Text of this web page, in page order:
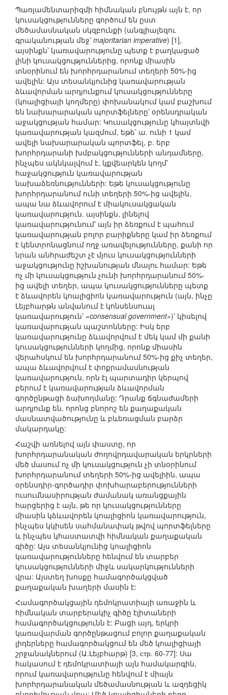
Պառլամենտարիզմի հիմնական բնույթն այն է, որ
կուսակցությունները գործում են ըստ
մեծամասնական սկզբունքի (անգլիալեզու
գրականության մեջ՝ majoritarian imperative) [1],
այսինքն՝ կառավարությունը պետք է բաղկացած
լինի կուսակցություններից, որոնք միասին
տնօրինում են խորհրդարանում տեղերի 50%-ից
ավելին: Այս տեսանկյունից կառավարության
ձևավորման արդյունքում կուսակցությունները
(կոալիցիայի կողմերը) փոխանակում կամ բաշխում
են նախարարական պորտֆելները՝ օրենսդրական
աջակցության համար: Կուսակցությունը կհայտնվի
կառավարության կազմում, եթե՝ ա. ունի 1 կամ
ավելի նախարարական պորտֆել, բ. երբ
խորհրդարանի խմբակցությունների անդամները,
ինչպես ակնկալվում է, կքվեարկեն կողմ՝
հաջակցություն կառավարության
նախաձեռնությունների: Եթե կուսակցությունը
խորհրդարանում ունի տեղերի 50%-ից ավելին,
ապա նա ձևավորում է միակուսակցական
կառավարություն. այսինքն, լինելով
կառավարությունում՝ այն իր ձեռքում է պահում
կառավարության բոլոր բարիքները կամ իր ձեռքում
է կենտրոնացնում ողջ առավելությունները, քանի որ
նրան անհրաժեշտ չէ մյուս կուսակցությունների
աջակցությունը իշխանության մնալու համար: Եթե
ոչ մի կուսակցություն չունի խորհրդարանում 50%-
ից ավելի տեղեր, ապա կուսակցությունները պետք
է ձևավորեն կոալիցիոն կառավարություն (այն, ինչը
Լեյբհարթն անվանում է կոնսենսուալ
կառավարություն՝ «consensual government»)՝ կիսելով
կառավարության պաշտոնները: Իսկ երբ
կառավարությունը ձևավորվում է մեկ կամ մի քանի
կուսակցությունների կողմից, որոնք միասին
վերահսկում են խորհրդարանում 50%-ից քիչ տեղեր,
ապա ձևավորվում է փոքրամասնության
կառավարություն, որն էլ պարտադիր կերպով
բերում է կառավարության ձևավորման
գործընթացի ձախողմանը: Դրանք ճգնաժամերի
արդյունք են, որոնց բնորոշ են քաղաքական
մասնատվածությունը և բևեռացման բարձր
մակարդակը:
Հաշվի առնելով այն փաստը, որ
խորհրդարանական ժողովրդավարական երկրների
մեծ մասում ոչ մի կուսակցություն չի տնօրինում
խորհրդարանում տեղերի 50%-ից ավելիին, ապա
օրենսդիր-գործադիր փոխհարաբերությունների
ուսումնասիրության ժամանակ առանցքային
հարցերից է այն, թե որ կուսակցությունները
միասին կձևավորեն կոալիցիոն կառավարություն,
ինչպես կկիսեն սահմանափակ թվով պորտֆելները
և ինչպես կհաստատվի հիմնական քաղաքական
գիծը: Այս տեսանկյունից կոալիցիոն
կառավարությունները հենվում են տարբեր
կուսակցությունների միջև սակարկությունների
վրա: Այստեղ խոսքը համագործակցված
քաղաքական խաղերի մասին է:
Համագործակցային դեմոկրատիայի առաջին և
հիմնական տարբերակիչ գիծը էլիտաների
համագործակցությունն է: Բացի այդ, երկրի
կառավարման գործընթացում բոլոր քաղաքական
լիդերները համագործակցում են մեծ կոալիցիայի
շրջանակներում (Ա.Լեյբհարթ) [3, стр. 60-77]: Սա
հակասում է դեմոկրատիայի այն համակարգին,
որում կառավարությունը հենվում է միայն
խորհրդարանական մեծամասնության և ազդեցիկ